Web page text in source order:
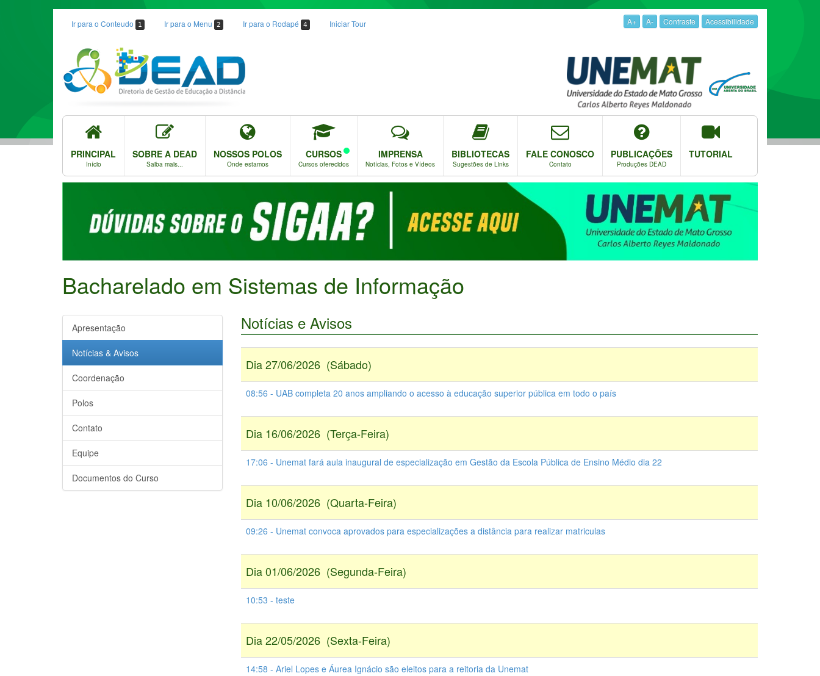
Ir para o Conteudo 1 Ir para o Menu 2 Ir para o Rodapé 4 Iniciar Tour A+ A- Contraste Acessibilidade
PRINCIPAL
Início
SOBRE A DEAD
Saiba mais...
NOSSOS POLOS
Onde estamos
CURSOS
Cursos oferecidos
IMPRENSA
Notícias, Fotos e Vídeos
BIBLIOTECAS
Sugestões de Links
FALE CONOSCO
Contato
PUBLICAÇÕES
Produções DEAD
TUTORIAL
Bacharelado em Sistemas de Informação
Apresentação
Notícias & Avisos
Coordenação
Polos
Contato
Equipe
Documentos do Curso
Notícias e Avisos
Dia 27/06/2026 (Sábado)
08:56 - UAB completa 20 anos ampliando o acesso à educação superior pública em todo o país
Dia 16/06/2026 (Terça-Feira)
17:06 - Unemat fará aula inaugural de especialização em Gestão da Escola Pública de Ensino Médio dia 22
Dia 10/06/2026 (Quarta-Feira)
09:26 - Unemat convoca aprovados para especializações a distância para realizar matriculas
Dia 01/06/2026 (Segunda-Feira)
10:53 - teste
Dia 22/05/2026 (Sexta-Feira)
14:58 - Ariel Lopes e Áurea Ignácio são eleitos para a reitoria da Unemat